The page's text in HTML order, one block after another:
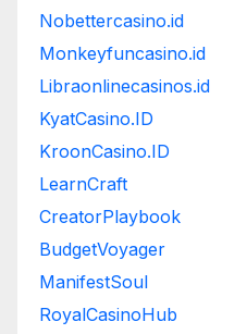
Nobettercasino.id
Monkeyfuncasino.id
Libraonlinecasinos.id
KyatCasino.ID
KroonCasino.ID
LearnCraft
CreatorPlaybook
BudgetVoyager
ManifestSoul
RoyalCasinoHub